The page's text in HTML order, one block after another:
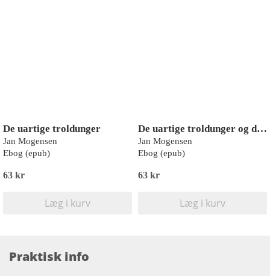
De uartige troldunger
Jan Mogensen
Ebog (epub)
63 kr
Læg i kurv
De uartige troldunger og deres søstre
Jan Mogensen
Ebog (epub)
63 kr
Læg i kurv
Praktisk info